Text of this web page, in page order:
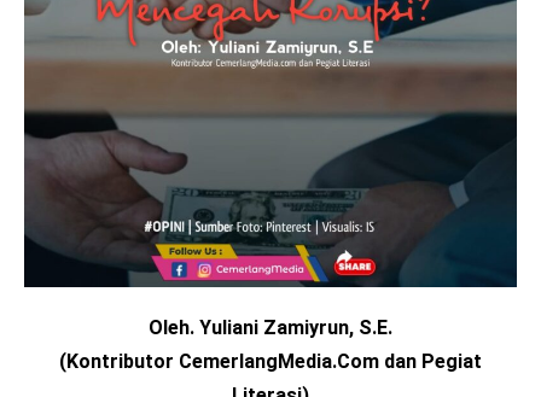
Oleh. Yuliani Zamiyrun, S.E.
(Kontributor CemerlangMedia.Com dan Pegiat